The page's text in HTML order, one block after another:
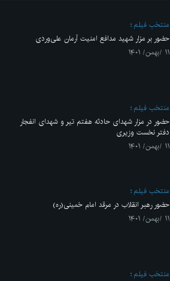
منتخب فیلم
حضور بر مزار شهید مدافع امنیت آرمان علی‌وردی
۱۱ /بهمن/ ۱۴۰۱
منتخب فیلم
حضور در مزار شهدای حادثه هفتم تیر و شهدای انفجار
دفتر نخست وزیری
۱۱ /بهمن/ ۱۴۰۱
منتخب فیلم
حضور رهبر انقلاب در مرقد امام خمینی(ره)
۱۱ /بهمن/ ۱۴۰۱
منتخب فیلم